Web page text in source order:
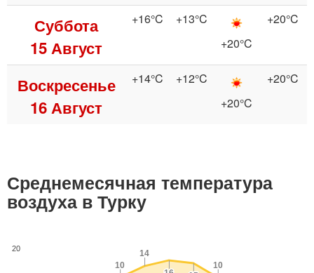
Суббота
15 Август
+16°C
+13°C
+20°C
+20°C
Воскресенье
16 Август
+14°C
+12°C
+20°C
+20°C
Среднемесячная температура
воздуха в Турку
20
10
10
14
14
10
10